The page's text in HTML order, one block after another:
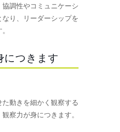
調性やコミュニケーシ
なり、リーダーシップを
につきます
動きを細かく観察する
察力が身につきます。